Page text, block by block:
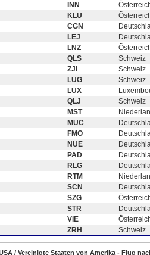
INN
KLU
CGN
LEJ
LNZ
QLS
Schweiz
ZJI
Schweiz
LUG
Schweiz
LUX
QLJ
Schweiz
MST
MUC
FMO
NUE
PAD
RLG
RTM
SCN
SZG
STR
VIE
ZRH Schweiz
/ Vereinigte Staaten von Amerika - Flug